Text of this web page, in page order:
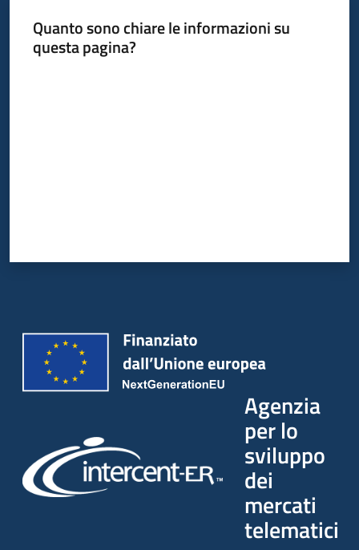
Quanto sono chiare le informazioni su
questa pagina?
Agenzia
per lo
sviluppo
dei
mercati
telematici